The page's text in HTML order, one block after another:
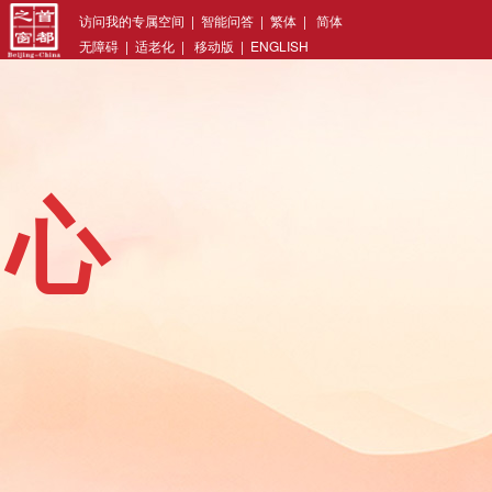
访问我的专属空间 | 智能问答 | 繁体 | 简体
无障碍 | 适老化 | 移动版 | ENGLISH